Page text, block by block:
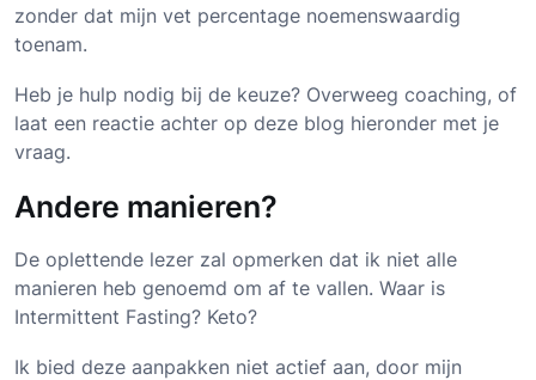
zonder dat mijn vet percentage noemenswaardig
toenam.
Heb je hulp nodig bij de keuze? Overweeg coaching, of
laat een reactie achter op deze blog hieronder met je
vraag.
Andere manieren?
De oplettende lezer zal opmerken dat ik niet alle
manieren heb genoemd om af te vallen. Waar is
Intermittent Fasting? Keto?
Ik bied deze aanpakken niet actief aan, door mijn